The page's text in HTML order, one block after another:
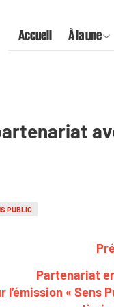
Accueil À la une
PUBLIC
Partenariat
l’émission « Sens